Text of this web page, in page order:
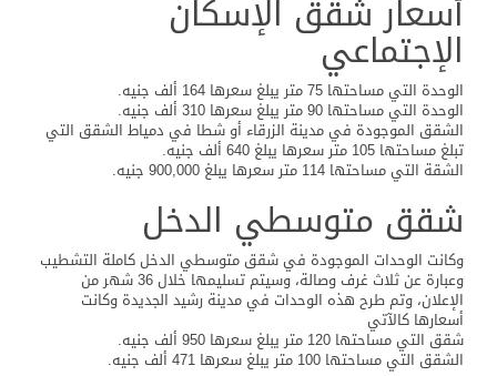
أسعار شقق الإسكان
الإجتماعي
الوحدة التي مساحتها 75 متر يبلغ سعرها 164 ألف جنيه.
الوحدة التي مساحتها 90 متر يبلغ سعرها 310 ألف جنيه.
الشقق الموجودة في مدينة الزرقاء أو شطا في دمياط الشقق التي
تبلغ مساحتها 105 متر سعرها يبلغ 640 ألف جنيه.
الشقة التي مساحتها 114 متر سعرها يبلغ 900,000 جنيه.
شقق متوسطي الدخل
وكانت الوحدات الموجودة في شقق متوسطي الدخل كاملة التشطيب
وعبارة عن ثلاث غرف وصالة، وسيتم تسليمها خلال 36 شهر من
الإعلان، وتم طرح هذه الوحدات في مدينة رشيد الجديدة وكانت
أسعارها كالآتي
شقق التي مساحتها 120 متر يبلغ سعرها 950 ألف جنيه.
الشقق التي مساحتها 100 متر يبلغ سعرها 471 ألف جنيه.